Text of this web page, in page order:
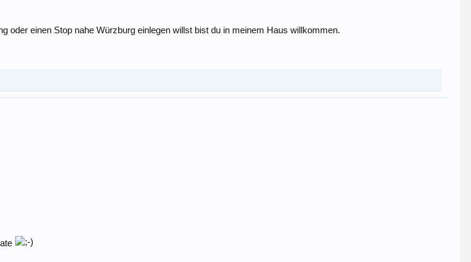
oder einen Stop nahe Würzburg einlegen willst bist du in meinem Haus willkommen.